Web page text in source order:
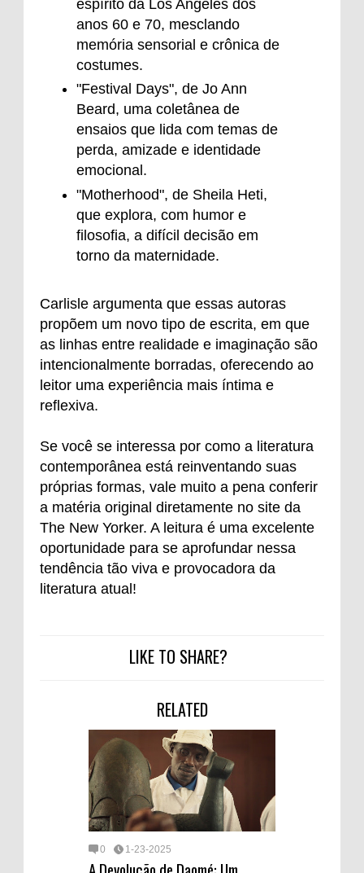
espírito da Los Angeles dos
anos 60 e 70, mesclando
memória sensorial e crônica de
costumes.
"Festival Days", de Jo Ann
Beard, uma coletânea de
ensaios que lida com temas de
perda, amizade e identidade
emocional.
"Motherhood", de Sheila Heti,
que explora, com humor e
filosofia, a difícil decisão em
torno da maternidade.
Carlisle argumenta que essas autoras
propõem um novo tipo de escrita, em que
as linhas entre realidade e imaginação são
intencionalmente borradas, oferecendo ao
leitor uma experiência mais íntima e
reflexiva.
Se você se interessa por como a literatura
contemporânea está reinventando suas
próprias formas, vale muito a pena conferir
a matéria original diretamente no site da
The New Yorker. A leitura é uma excelente
oportunidade para se aprofundar nessa
tendência tão viva e provocadora da
literatura atual!
LIKE TO SHARE?
RELATED
0 1-23-2025